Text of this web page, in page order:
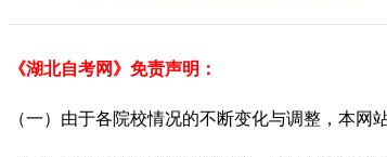
《湖北自考网》免责声明：
（一）由于各院校情况的不断变化与调整，本